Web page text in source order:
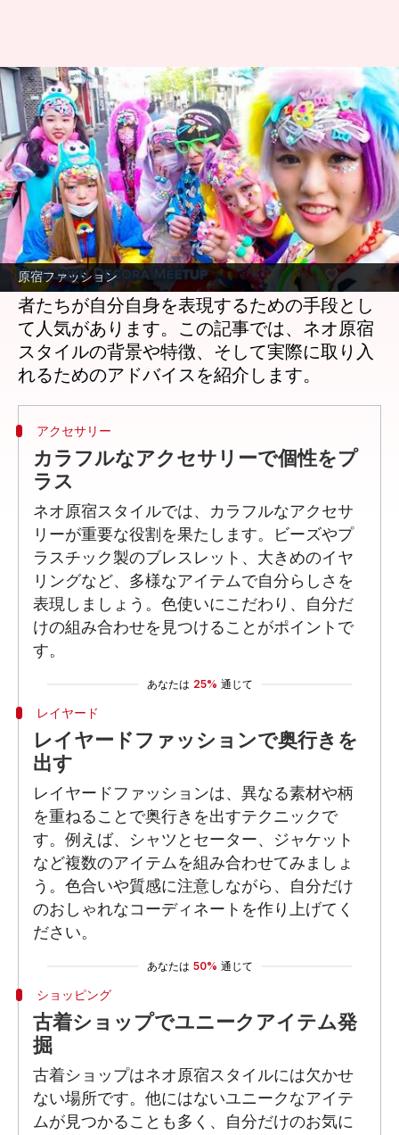
原宿ファッション
ネオ原宿スタイル: ユニークな
日本のトレンドを楽しむ
著者 Keito Komeda Jun 26, 2026 05:31 am
どんな話なの
ネオ原宿スタイルは、伝統的な原宿ファッシ
ョンの進化形であり、個性と創造性を重視す
る新しいトレンドです。このスタイルは、若
者たちが自分自身を表現するための手段とし
て人気があります。この記事では、ネオ原宿
スタイルの背景や特徴、そして実際に取り入
アクセサリー
カラフルなアクセサリーで個性をプ
ラス
ネオ原宿スタイルでは、カラフルなアクセサ
リーが重要な役割を果たします。ビーズやプ
ラスチック製のブレスレット、大きめのイヤ
リングなど、多様なアイテムで自分らしさを
表現しましょう。色使いにこだわり、自分だ
けの組み合わせを見つけることがポイントで
す。
あなたは 25% 通じて
レイヤード
レイヤードファッションで奥行きを
出す
レイヤードファッションは、異なる素材や柄
を重ねることで奥行きを出すテクニックで
す。例えば、シャツとセーター、ジャケット
など複数のアイテムを組み合わせてみましょ
う。色合いや質感に注意しながら、自分だけ
のおしゃれなコーディネートを作り上げてく
ださい。
あなたは 50% 通じて
ショッピング
古着ショップでユニークアイテム発
掘
古着ショップはネオ原宿スタイルには欠かせ
ない場所です。他にはないユニークなアイテ
ムが見つかることも多く、自分だけのお気に